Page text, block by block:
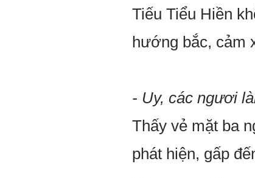
Tiếu Tiểu Hiền
hướng bắc, cảm
- Uy, các ngươi
Thấy vẻ mặt ba
phát hiện, gấp